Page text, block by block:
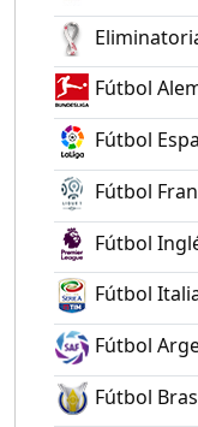
Fútbol
Fútbol
Fútbol
Fútbol
Fútbol
Fútbol
Fútbol